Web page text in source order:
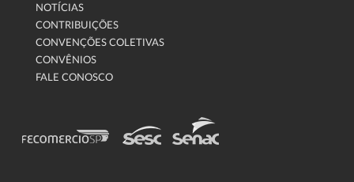
NOTÍCIAS
CONTRIBUIÇÕES
CONVENÇÕES COLETIVAS
CONVÊNIOS
FALE CONOSCO